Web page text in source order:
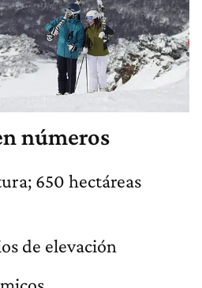
números
650 hectáreas
de elevación